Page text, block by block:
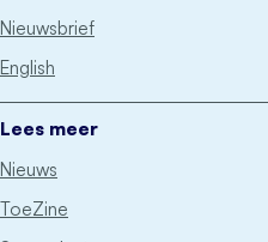
Nieuwsbrief
English
Lees meer
Nieuws
ToeZine